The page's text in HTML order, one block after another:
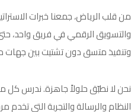
من قلب الرياض، جمعنا خبرات
والتسويق الرقمي في فريق واحد،
وتنفيذ متسق دون تشتيت بين جهات
نحن لا نطبّق حلولاً جاهزة. ندرس كل
النظام والرسالة والتجربة التي تخدم